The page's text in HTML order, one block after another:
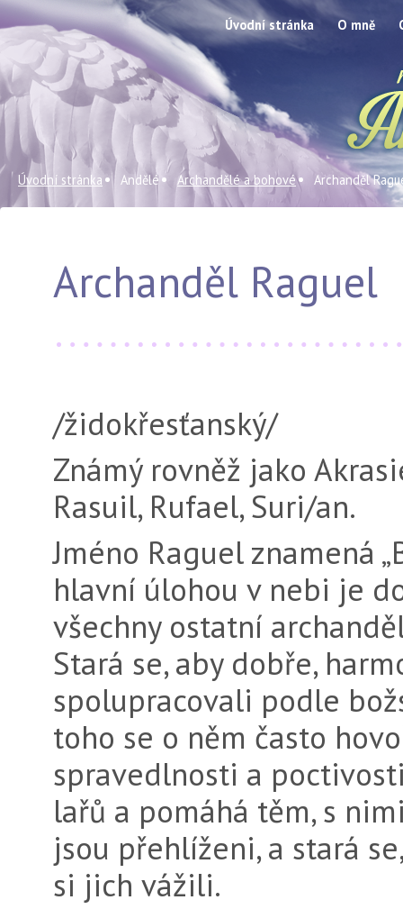
Úvodní stránka O mně
Úvodní stránka Andělé Archandělé a bohové Archanděl
Archanděl Raguel
/židokřesťanský/
Známý rovněž jako
Rasuil, Rufael, Suri/an.
Jméno Raguel znamená
hlavní úlohou v ne­bi je
všechny ostatní
Stará se, aby dobře,
spolupracovali podle
toho se o něm často
spravedlnosti a
lařů a pomáhá těm, s
jsou pře­hlíženi, a stará
si jich vážili.